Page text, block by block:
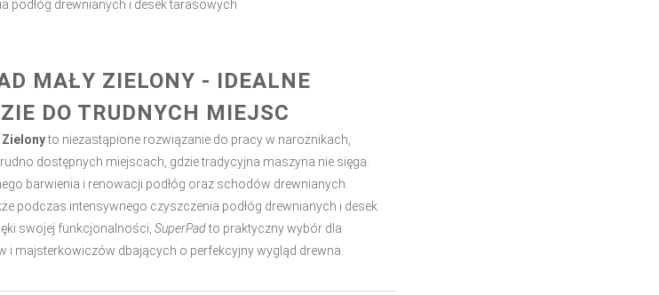
podłóg drewnianych i desek tarasowych
MAŁY ZIELONY - IDEALNE
DO TRUDNYCH MIEJSC
Zielonyto niezastąpione rozwiązanie do pracy w narożnikach,
dostępnych miejscach, gdzie tradycyjna maszyna nie sięga.
barwienia i renowacji podłóg oraz schodów drewnianych.
podczas intensywnego czyszczenia podłóg drewnianych i desek
swojej funkcjonalności, SuperPadto praktyczny wybór dla
i majsterkowiczów dbających o perfekcyjny wygląd drewna.